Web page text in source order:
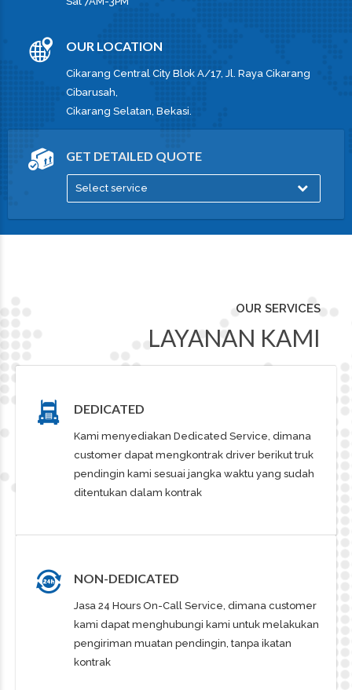
OUR LOCATION
Cikarang Central City Blok A/17, Jl. Raya Cikarang
Cibarusah,
Cikarang Selatan, Bekasi.
GET DETAILED QUOTE
Select service
OUR SERVICES
LAYANAN KAMI
DEDICATED
Kami menyediakan Dedicated Service, dimana
customer dapat mengkontrak driver berikut truk
pendingin kami sesuai jangka waktu yang sudah
ditentukan dalam kontrak
NON-DEDICATED
Jasa 24 Hours On-Call Service, dimana customer
kami dapat menghubungi kami untuk melakukan
pengiriman muatan pendingin, tanpa ikatan
kontrak